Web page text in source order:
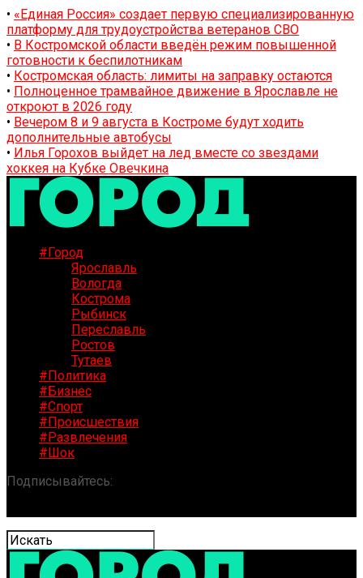
• «Единая Россия» создает первую специализированную
платформу для трудоустройства ветеранов СВО
• В Костромской области введён режим повышенной
готовности к беспилотникам
• Костромская область: лимиты на заправку остаются
• Полноценное трамвайное движение в Ярославле не
откроют в 2026 году
• Вечером 8 и 9 августа в Костроме будут ходить
дополнительные автобусы
• Илья Горохов выйдет на лед вместе со звездами
хоккея на Кубке Овечкина
#Город
Ярославль
Вологда
Кострома
Рыбинск
Переславль
Ростов
Тутаев
#Политика
#Бизнес
#Спорт
#Происшествия
#Развлечения
#Шок
Подписывайтесь: